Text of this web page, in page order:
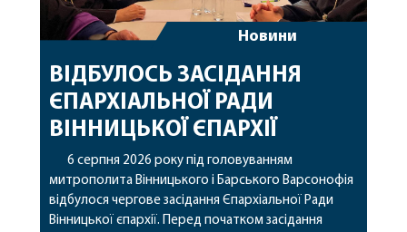
Новини
ВІДБУЛОСЬ ЗАСІДАННЯ
ЄПАРХІАЛЬНОЇ РАДИ
ВІННИЦЬКОЇ ЄПАРХІЇ
6 серпня 2026 року під головуванням
митрополита Вінницького і Барського Варсонофія
відбулося чергове засідання Єпархіальної Ради
Вінницької єпархії. Перед початком засідання